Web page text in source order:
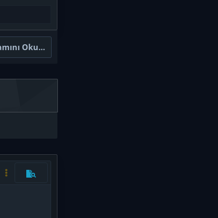
Oku…
aç/kapat
Daha fazla seçenek…
Önizleme